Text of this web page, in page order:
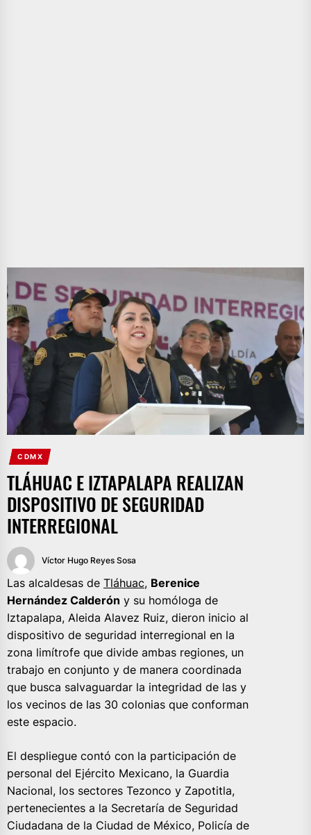
CDMX
TLÁHUAC E IZTAPALAPA REALIZAN
DISPOSITIVO DE SEGURIDAD
INTERREGIONAL
Víctor Hugo Reyes Sosa
Las alcaldesas de Tláhuac, Berenice
Hernández Calderón y su homóloga de
Iztapalapa, Aleida Alavez Ruiz, dieron inicio al
dispositivo de seguridad interregional en la
zona limítrofe que divide ambas regiones, un
trabajo en conjunto y de manera coordinada
que busca salvaguardar la integridad de las y
los vecinos de las 30 colonias que conforman
este espacio.
El despliegue contó con la participación de
personal del Ejército Mexicano, la Guardia
Nacional, los sectores Tezonco y Zapotitla,
pertenecientes a la Secretaría de Seguridad
Ciudadana de la Ciudad de México, Policía de